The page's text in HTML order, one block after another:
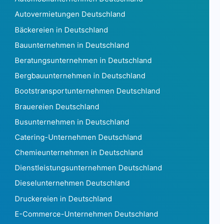
Dänemark879.745
Dschibuti273
Dominica160
Dominikanische Republik129.202
Ecuador 97863
Ägypten 71762
El Salvador2.296
Äquatorialguinea78
Eritrea21
Estland 162.520
Äthiopien8.552
Falklandinseln35
Färöer1.007
Fidschi574
Finnland 605.436
Frankreich 10.478.174
Französisch-Polynesien349
Autovermietungen Deutschland
Bäckereien in Deutschland
Bauunternehmen in Deutschland
Beratungsunternehmen in Deutschland
Bergbauunternehmen in Deutschland
Bootstransportunternehmen Deutschland
Brauereien Deutschland
Busunternehmen in Deutschland
Catering-Unternehmen Deutschland
Chemieunternehmen in Deutschland
Dienstleistungsunternehmen Deutschland
Dieselunternehmen Deutschland
Druckereien in Deutschland
E-Commerce-Unternehmen Deutschland